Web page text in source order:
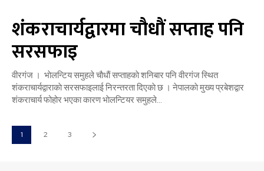
शंकराचार्यद्वारमा चाैधाैं सप्ताह पनि
सरसफाइ
वीरगंज । भाेलन्टिय समुहले चाैधाैं सप्ताहकाे शनिबार पनि वीरगंज स्थित
शंकराचार्यद्वाराकाे सरसफाइलाई निरन्तरता दिएकाे छ । नेपालकाे मुख्य प्रबेशद्वार
शंकराचार्य फोहोर भएका कारण भाेलन्टियर समुहले...
1 2 3